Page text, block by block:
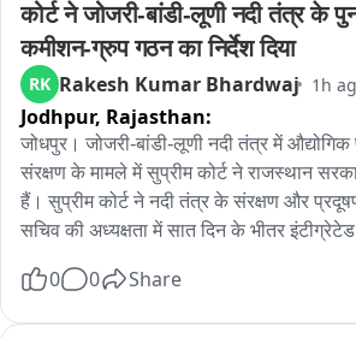
जानकारी के अनुसार, साइबर फ्रॉड से जुड़े मामले
टीम ने कॉल सेंटर में मौजूद कर्मचारियों से पूछताछ
अधिकारियों ने कॉल सेंटर में संचालित गतिविधियों
भूमिका से संबंधित जानकारी जुटाई।
बताया जा रहा है कि यह कॉल सेंटर शॉपिंग सेंटर
था। इसके अलावा शहर में इसके दो अन्य स्थानों
संचालित होने की जानकारी सामने आई है। पुलिस
कोर्ट ने जोजरी-बांडी-लूणी नदी तंत्र के
कमीशन-ग्रुप गठन का निर्देश दिया
RK Rakesh Kumar Bhardwaj 1h
Jodhpur, Rajasthan:
जोधपुर। जोजरी-बांडी-लूणी नदी तंत्र में औद्योगिक
संरक्षण के मामले में सुप्रीम कोर्ट ने राजस्थान
हैं। सुप्रीम कोर्ट ने नदी तंत्र के संरक्षण और
सचिव की अध्यक्षता में सात दिन के भीतर
लिए स्वतंत्र एवं पर्याप्त अधिकारों वाले रिवर
0 0 Share